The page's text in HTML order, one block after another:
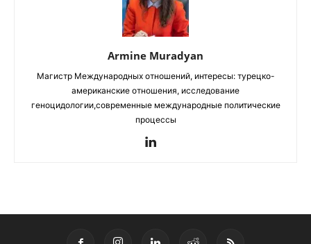
Armine Muradyan
Магистр Международных отношений, интересы: турецко-
американские отношения, исследование
геноцидологии,современные международные политические
процессы